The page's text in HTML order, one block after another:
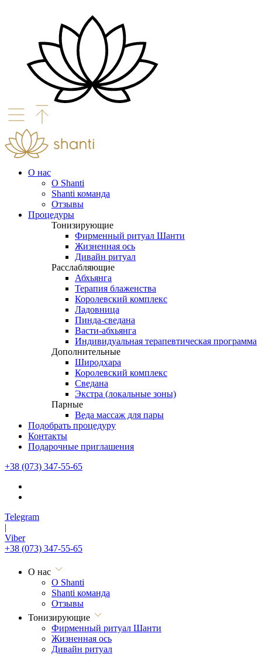
О нас
О Shanti
Shanti команда
Отзывы
Процедуры
Тонизирующие
Фирменный ритуал Шанти
Жизненная ось
Дивайн ритуал
Расслабляющие
Абхьянга
Терапия блаженства
Королевский комплекс
Ладовница
Пинда-сведана
Васти-абхьянга
Индивидуальная терапевтическая программа
Дополнительные
Широдхара
Королевский комплекс
Сведана
Экстра (локальные зоны)
Парные
Веда массаж для пары
Подобрать процедуру
Контакты
Подарочные приглашения
+38 (073) 347-55-65
Telegram
|
Viber
+38 (073) 347-55-65
О нас
О Shanti
Shanti команда
Отзывы
Тонизирующие
Фирменный ритуал Шанти
Жизненная ось
Дивайн ритуал